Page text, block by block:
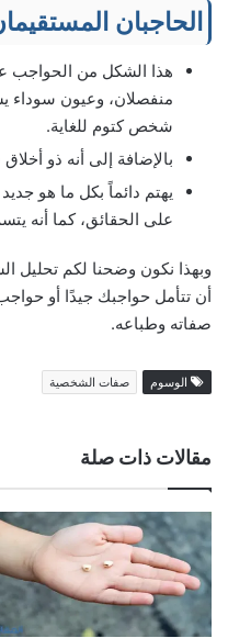
الحاجبان
هذا الشكل من الحواجب
منفصلان، وعيون سوداء
شخص كتوم للغاية.
بالإضافة إلى أنه ذو
يهتم دائماً بكل ما هو
على الحقائق، كما أنه
وبهذا نكون وضحنا لكم تحليل
أن تتأمل حواجبك جيدًا أو
صفاته وطباعه.
الوسوم صفات الشخصية
مقالات ذات صلة